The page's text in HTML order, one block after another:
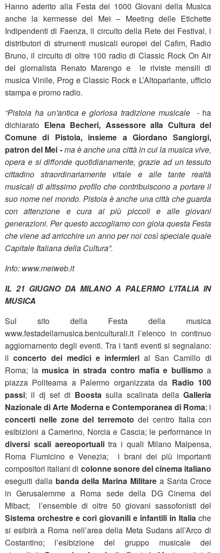
Hanno aderito alla Festa dei 1000 Giovani della Musica
anche la kermesse del Mei – Meeting delle Etichette
Indipendenti di Faenza, il circuito della Rete dei Festival, i
distributori di strumenti musicali europei del Cafim, Radio
Bruno, il circuito di oltre 100 radio di Classic Rock On Air
del giornalista Renato Marengo e le riviste mensili di
musica Vinile, Prog e Classic Rock e L’Altoparlante, ufficio
stampa e promo radio.
“Pistoia ha un'antica e gloriosa tradizione musicale - ha
dichiarato Elena Becheri, Assessore alla Cultura del
Comune di Pistoia, insieme a Giordano Sangiorgi,
patron del Mei -ma è anche una città in cui la musica vive,
opera e si diffonde quotidianamente, grazie ad un tessuto
cittadino straordinariamente vitale e alle tante realtà
musicali di altissimo profilo che contribuiscono a portare il
suo nome nel mondo. Pistoia è anche una città che guarda
con attenzione e cura ai più piccoli e alle giovani
generazioni. Per questo accogliamo con gioia questa Festa
che viene ad arricchire un anno per noi così speciale quale
Capitale Italiana della Cultura”.
Info: www.meiweb.it
IL 21 GIUGNO DA MILANO A PALERMO L’ITALIA IN
MUSICA
Sul sito della Festa della musica
www.festadellamusica.beniculturali.it l’elenco in continuo
aggiornamento degli eventi. Tra i tanti eventi si segnalano:
ilconcerto dei medici e infermieri al San Camillo di
Roma; la musica in strada contro mafia e bullismo a
piazza Politeama a Palermo organizzata da Radio 100
passi; il dj set di Boostasulla scalinata dellaGalleria
Nazionale di Arte Moderna e Contemporanea di Roma; i
concerti nelle zone del terremoto del centro Italia con
esibizioni a Camerino, Norcia e Cascia; le performance in
diversi scali aereoportualitra i quali Milano Malpensa,
Roma Fiumicino e Venezia; i brani dei più importanti
compositori italiani di colonne sonore del cinema italiano
eseguiti dalla banda della Marina Militare a Santa Croce
in Gerusalemme a Roma sede della DG Cinema del
Mibact; l’ensemble di oltre 50 giovani sassofonisti del
Sistema orchestre e cori giovanili e infantili in Italia che
si esibirà a Roma nell’area della Meta Sudans all’Arco di
Costantino; l’esibizione del gruppo musicale dei